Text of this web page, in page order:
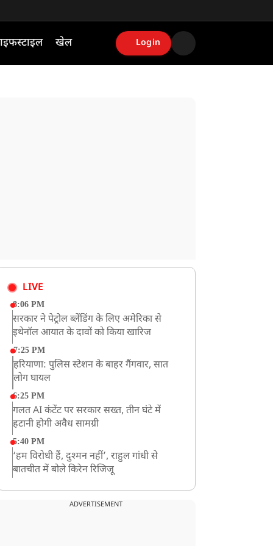
खेल Login
LIVE
8:06 PM
सरकार ने पेट्रोल ब्लेंडिंग के लिए अमेरिका से
इथेनॉल आयात के दावों को किया खारिज
7:25 PM
हरियाणा: पुलिस स्टेशन के बाहर गैंगवार, सात
लोग घायल
6:25 PM
गलत AI कंटेंट पर सरकार सख्त, तीन घंटे में
हटानी होगी अवैध सामग्री
5:40 PM
‘हम विरोधी हैं, दुश्मन नहीं’, राहुल गांधी से
बातचीत में बोले किरेन रिजिजू
झारखंड के छात्रों को CJP का समर्थन, रांची पहुंच
ADVERTISEMENT